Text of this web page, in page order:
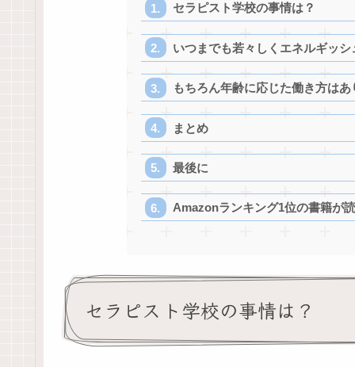
セラピスト学校の事情は？
いつまでも若々しくエネルギッシ
もちろん年齢に応じた働き方はあ
まとめ
最後に
Amazonランキング1位の書籍が
セラピスト学校の事情は？